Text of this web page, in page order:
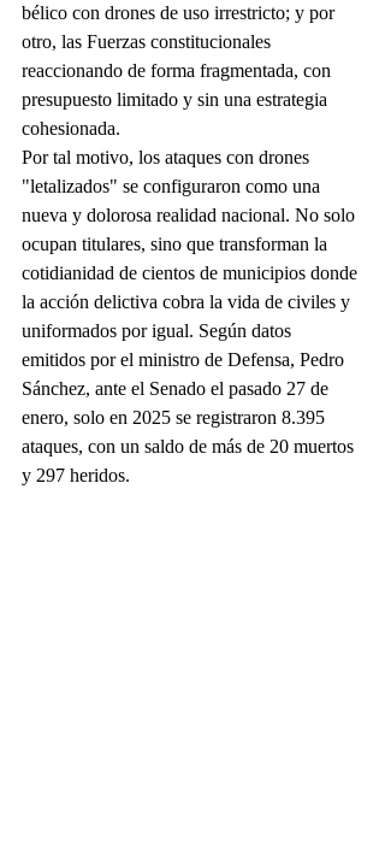
bélico con drones de uso irrestricto; y por
otro, las Fuerzas constitucionales
reaccionando de forma fragmentada, con
presupuesto limitado y sin una estrategia
cohesionada.
Por tal motivo, los ataques con drones
"letalizados" se configuraron como una
nueva y dolorosa realidad nacional. No solo
ocupan titulares, sino que transforman la
cotidianidad de cientos de municipios donde
la acción delictiva cobra la vida de civiles y
uniformados por igual. Según datos
emitidos por el ministro de Defensa, Pedro
Sánchez, ante el Senado el pasado 27 de
enero, solo en 2025 se registraron 8.395
ataques, con un saldo de más de 20 muertos
y 297 heridos.